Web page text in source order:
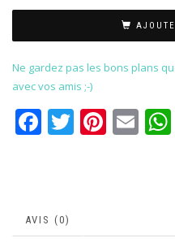
Ne gardez pas les bons plans
avec vos amis ;-)
Facebook
Twitter
AVIS (0)